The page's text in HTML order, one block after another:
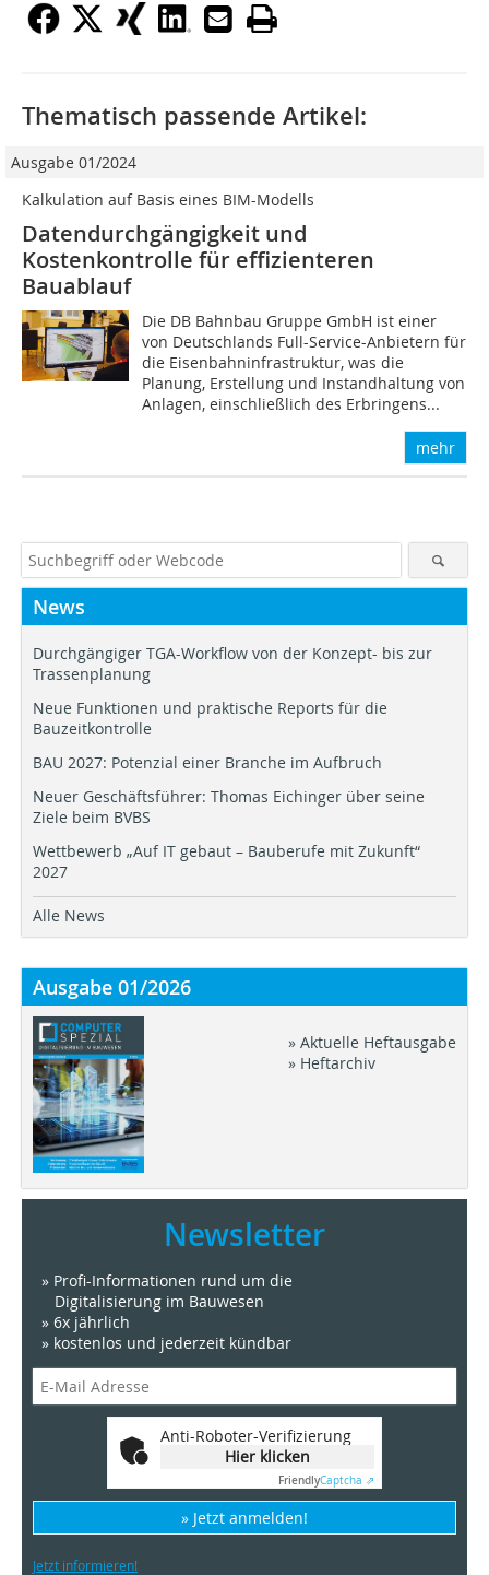
Thematisch passende Artikel:
Ausgabe 01/2024
Kalkulation auf Basis eines BIM-Modells
Datendurchgängigkeit und
Kostenkontrolle für effizienteren
Bauablauf
Die DB Bahnbau Gruppe GmbH ist einer
von Deutschlands Full-Service-Anbietern für
die Eisenbahninfrastruktur, was die
Planung, Erstellung und Instandhaltung von
Anlagen, einschließlich des Erbringens...
mehr
News
Durchgängiger TGA-Workflow von der Konzept- bis zur
Trassenplanung
Neue Funktionen und praktische Reports für die
Bauzeitkontrolle
BAU 2027: Potenzial einer Branche im Aufbruch
Neuer Geschäftsführer: Thomas Eichinger über seine
Ziele beim BVBS
Wettbewerb „Auf IT gebaut – Bauberufe mit Zukunft“
2027
Alle News
Ausgabe 01/2026
» Aktuelle Heftausgabe
» Heftarchiv
Newsletter
» Profi-Informationen rund um die
Digitalisierung im Bauwesen
» 6x jährlich
» kostenlos und jederzeit kündbar
Anti-Roboter-Verifizierung
Hier klicken
FriendlyCaptcha ⇗
» Jetzt anmelden!
Jetzt informieren!